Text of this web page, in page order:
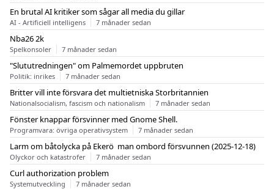
En brutal AI kritiker som sågar all media du gillar
AI - Artificiell intelligens 7 månader sedan
Nba26 2k
Spelkonsoler 7 månader sedan
"Slututredningen" om Palmemordet uppbruten
Politik: inrikes 7 månader sedan
Britter vill inte försvara det multietniska Storbritannien
Nationalsocialism, fascism och nationalism 7 månader sedan
Fönster knappar försvinner med Gnome Shell.
Programvara: övriga operativsystem 7 månader sedan
Larm om båtolycka på Ekerö  man ombord försvunnen (2025-12-18)
Olyckor och katastrofer 7 månader sedan
Curl authorization problem
Systemutveckling 7 månader sedan